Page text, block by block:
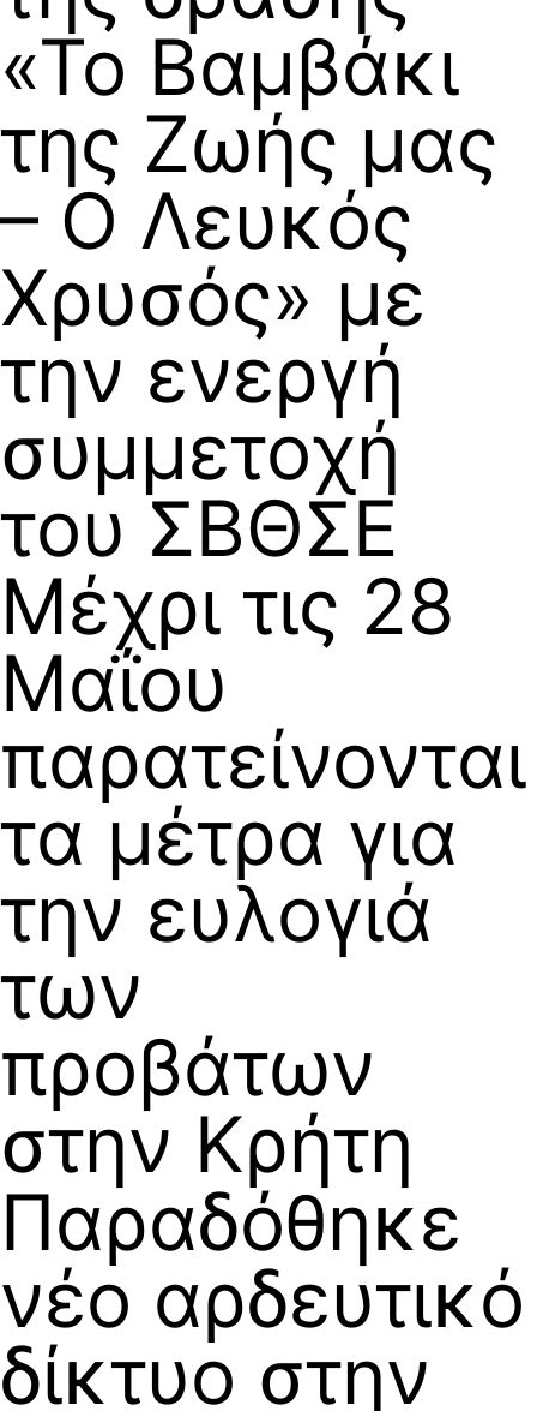
«Το Βαμβάκι
της Ζωής μας
– Ο Λευκός
Χρυσός» με
την ενεργή
συμμετοχή
του ΣΒΘΣΕ
Μέχρι τις 28
Μαΐου
παρατείνονται
τα μέτρα για
την ευλογιά
των
προβάτων
στην Κρήτη
Παραδόθηκε
νέο αρδευτικό
δίκτυο στην